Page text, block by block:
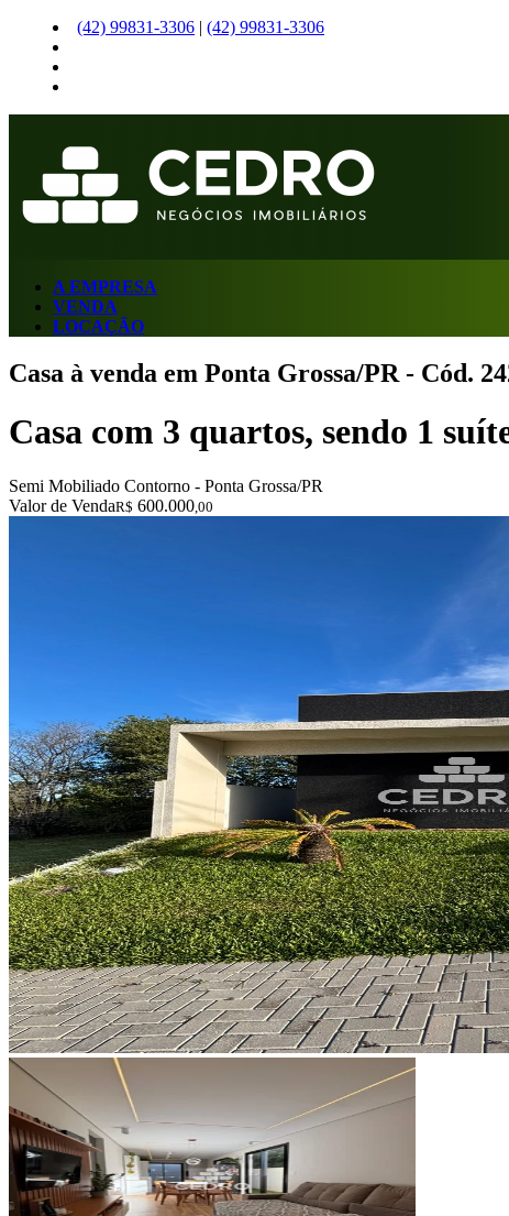
(42) 99831-3306 | (42) 99831-3306
A EMPRESA
VENDA
LOCAÇÃO
Casa à venda em Ponta Grossa/PR - Cód.
Casa com 3 quartos, sendo 1
Semi Mobiliado Contorno - Ponta Grossa/PR
Valor de VendaR$ 600.000 ,00